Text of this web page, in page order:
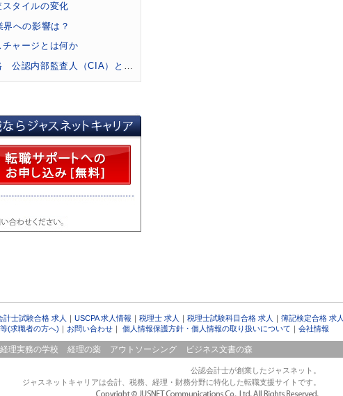
計人材ネットワーク」設立
ク」業務とは何か？
トワークの意義とは？
業務に活かす
計士試験と業界の動向
資採択基準
の考え方を変える
課題と可能性を探る
の事業分離に注目
を前向きにとらえる
タイルの変化
への影響は？
ャージとは何か
認内部監査人（CIA）とは？
計士試験合格 求人 ｜ USCPA 求人情報 ｜ 税理士 求人 ｜ 税理士試験科目合格 求人 ｜ 簿記検定合格 求人
(求職者の方へ) ｜ お問い合わせ｜ 個人情報保護方針・個人情報の取り扱いについて ｜ 会社情報
経理実務の学校 経理の薬 アウトソーシング ビジネス文書の森
公認会計士が創業したジャスネット。
ジャスネットキャリアは会計、税務、経理・財務分野に特化した転職支援サイトです。